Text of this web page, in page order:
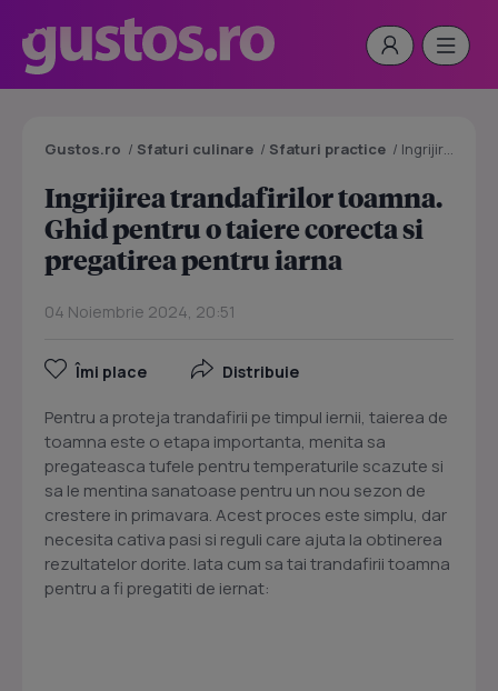
Gustos.ro / Sfaturi culinare / Sfaturi practice / Ingrijirea trandafirilor toamna. Ghid pentru o taiere corecta si pregatirea pentru iarna
Ingrijirea trandafirilor toamna.
Ghid pentru o taiere corecta si
pregatirea pentru iarna
04 Noiembrie 2024, 20:51
Îmi place Distribuie
Pentru a proteja trandafirii pe timpul iernii, taierea de
toamna este o etapa importanta, menita sa
pregateasca tufele pentru temperaturile scazute si
sa le mentina sanatoase pentru un nou sezon de
crestere in primavara. Acest proces este simplu, dar
necesita cativa pasi si reguli care ajuta la obtinerea
rezultatelor dorite. Iata cum sa tai trandafirii toamna
pentru a fi pregatiti de iernat: